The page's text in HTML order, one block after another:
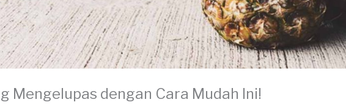
Mengelupas dengan Cara Mudah Ini!